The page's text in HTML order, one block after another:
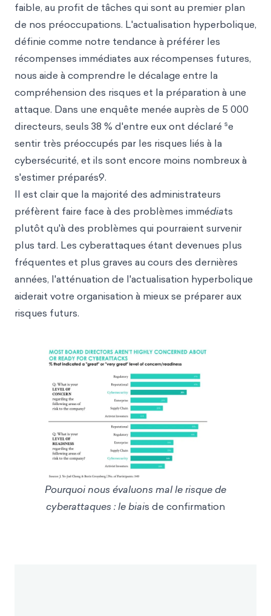
faible, au profit de tâches qui sont au premier plan
de nos préoccupations. L'actualisation hyperbolique,
définie comme notre tendance à préférer les
récompenses immédiates aux récompenses futures,
nous aide à comprendre le décalage entre la
compréhension des risques et la préparation à une
attaque. Dans une enquête menée auprès de 5 000
directeurs, seuls 38 % d'entre eux ont déclaré se
sentir très préoccupés par les risques liés à la
cybersécurité, et ils sont encore moins nombreux à
s'estimer préparés9.
Il est clair que la majorité des administrateurs
préfèrent faire face à des problèmes immédiats
plutôt qu'à des problèmes qui pourraient survenir
plus tard. Les cyberattaques étant devenues plus
fréquentes et plus graves au cours des dernières
années, l'atténuation de l'actualisation hyperbolique
aiderait votre organisation à mieux se préparer aux
risques futurs.
Pourquoi nous évaluons mal le risque de
cyberattaques : le biais de confirmation